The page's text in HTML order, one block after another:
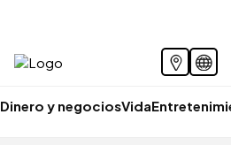
Dinero y negociosVida